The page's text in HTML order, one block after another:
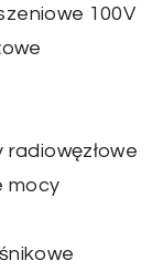
100V
mocy